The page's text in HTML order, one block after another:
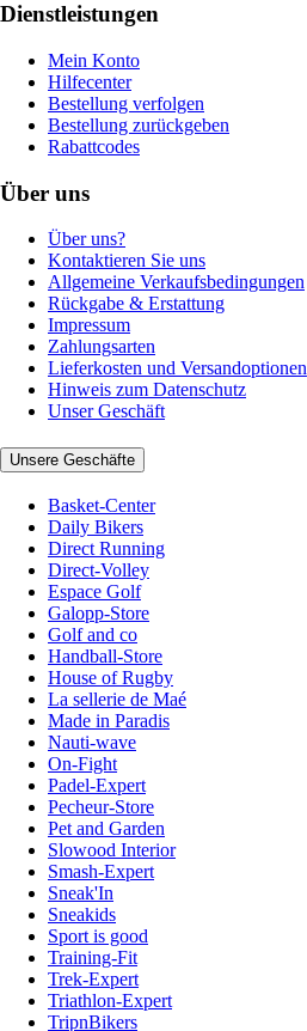
Dienstleistungen
Mein Konto
Hilfecenter
Bestellung verfolgen
Bestellung zurückgeben
Rabattcodes
Über uns
Über uns?
Kontaktieren Sie uns
Allgemeine Verkaufsbedingungen
Rückgabe & Erstattung
Impressum
Zahlungsarten
Lieferkosten und Versandoptionen
Hinweis zum Datenschutz
Unser Geschäft
Unsere Geschäfte
Basket-Center
Daily Bikers
Direct Running
Direct-Volley
Espace Golf
Galopp-Store
Golf and co
Handball-Store
House of Rugby
La sellerie de Maé
Made in Paradis
Nauti-wave
On-Fight
Padel-Expert
Pecheur-Store
Pet and Garden
Slowood Interior
Smash-Expert
Sneak'In
Sneakids
Sport is good
Training-Fit
Trek-Expert
Triathlon-Expert
TripnBikers